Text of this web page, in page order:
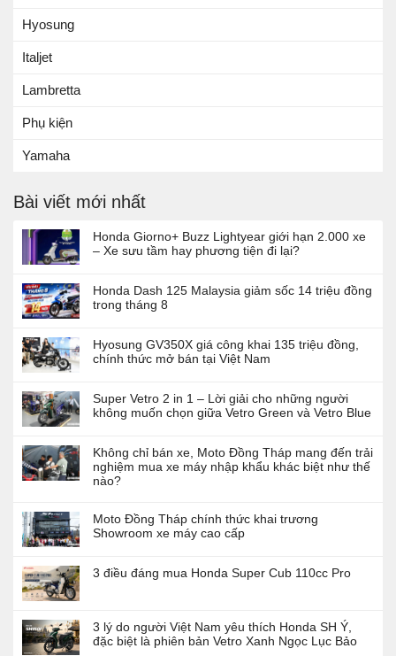
Hyosung
Italjet
Lambretta
Phụ kiện
Yamaha
Bài viết mới nhất
Honda Giorno+ Buzz Lightyear giới hạn 2.000 xe
– Xe sưu tầm hay phương tiện đi lại?
Honda Dash 125 Malaysia giảm sốc 14 triệu đồng
trong tháng 8
Hyosung GV350X giá công khai 135 triệu đồng,
chính thức mở bán tại Việt Nam
Super Vetro 2 in 1 – Lời giải cho những người
không muốn chọn giữa Vetro Green và Vetro Blue
Không chỉ bán xe, Moto Đồng Tháp mang đến trải
nghiệm mua xe máy nhập khẩu khác biệt như thế
nào?
Moto Đồng Tháp chính thức khai trương
Showroom xe máy cao cấp
3 điều đáng mua Honda Super Cub 110cc Pro
3 lý do người Việt Nam yêu thích Honda SH Ý,
đặc biệt là phiên bản Vetro Xanh Ngọc Lục Bảo